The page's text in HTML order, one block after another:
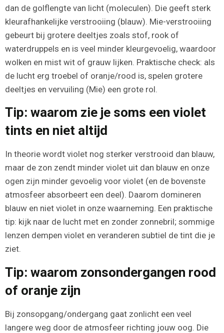
dan de golflengte van licht (moleculen). Die geeft sterk
kleurafhankelijke verstrooiing (blauw). Mie-verstrooiing
gebeurt bij grotere deeltjes zoals stof, rook of
waterdruppels en is veel minder kleurgevoelig, waardoor
wolken en mist wit of grauw lijken. Praktische check: als
de lucht erg troebel of oranje/rood is, spelen grotere
deeltjes en vervuiling (Mie) een grote rol.
Tip: waarom zie je soms een violet
tints en niet altijd
In theorie wordt violet nog sterker verstrooid dan blauw,
maar de zon zendt minder violet uit dan blauw en onze
ogen zijn minder gevoelig voor violet (en de bovenste
atmosfeer absorbeert een deel). Daarom domineren
blauw en niet violet in onze waarneming. Een praktische
tip: kijk naar de lucht met en zonder zonnebril; sommige
lenzen dempen violet en veranderen subtiel de tint die je
ziet.
Tip: waarom zonsondergangen rood
of oranje zijn
Bij zonsopgang/ondergang gaat zonlicht een veel
langere weg door de atmosfeer richting jouw oog. Die